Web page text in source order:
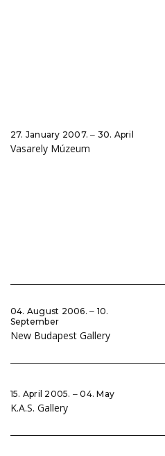
27. January 2007. ‒ 30. April
Vasarely Múzeum
04. August 2006. ‒ 10.
September
New Budapest Gallery
15. April 2005. ‒ 04. May
K.A.S. Gallery